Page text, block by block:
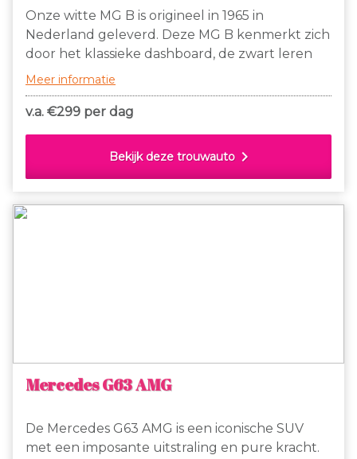
Onze witte MG B is origineel in 1965 in
Nederland geleverd. Deze MG B kenmerkt zich
door het klassieke dashboard, de zwart leren
stoelen, welke voorzien zijn van witte bies, de
spaakvelgen, originele chromen bumpers en
het chromen kofferrekje waarop een leuke
Meer informatie
v.a. €299 per dag
Bekijk deze trouwauto chevron_right
Mercedes G63 AMG
De Mercedes G63 AMG is een iconische SUV
met een imposante uitstraling en pure kracht.